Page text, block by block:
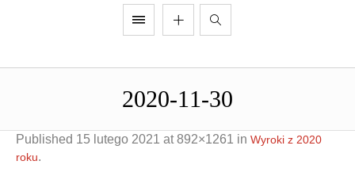
2020-11-30
Published 15 lutego 2021 at 892×1261 in Wyroki z 2020
roku.